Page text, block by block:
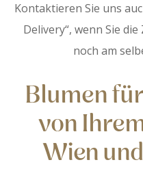
Kontaktieren Sie uns
Delivery“, wenn Sie
noch am
Blumen
von
Wien